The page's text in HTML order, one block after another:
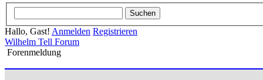
Hallo, Gast! Anmelden Registrieren
Wilhelm Tell Forum
Forenmeldung